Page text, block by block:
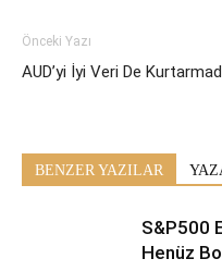
Önceki Yazı
AUD’yi İyi Veri De
BENZER YAZILAR
S&P500
Henüz